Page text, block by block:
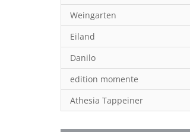
Weingarten
Eiland
Danilo
edition momente
Athesia Tappeiner